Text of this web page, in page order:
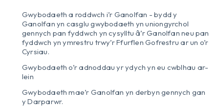
Gwybodaeth a roddwch i’r Ganolfan - bydd y
Ganolfan yn casglu gwybodaeth yn uniongyrchol
gennych pan fyddwch yn cysylltu â’r Ganolfan neu pan
fyddwch yn ymrestru trwy’r Ffurflen Gofrestru ar un o’r
Cyrsiau.
Gwybodaeth o’r adnoddau yr ydych yn eu cwblhau ar-
lein
Gwybodaeth mae’r Ganolfan yn derbyn gennych gan
y Darparwr.